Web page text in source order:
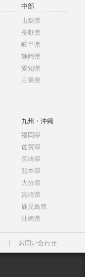
中部
山梨県
長野県
岐阜県
静岡県
愛知県
三重県
九州・沖縄
福岡県
佐賀県
長崎県
熊本県
大分県
宮崎県
鹿児島県
沖縄県
お問い合わせ